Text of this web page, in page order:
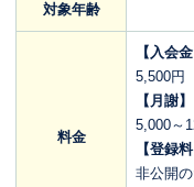
対象年齢
料金
【入会金
5,500円
【月謝】
5,000～
【登録料
非公開